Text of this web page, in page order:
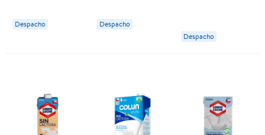
Despacho Despacho
Despacho